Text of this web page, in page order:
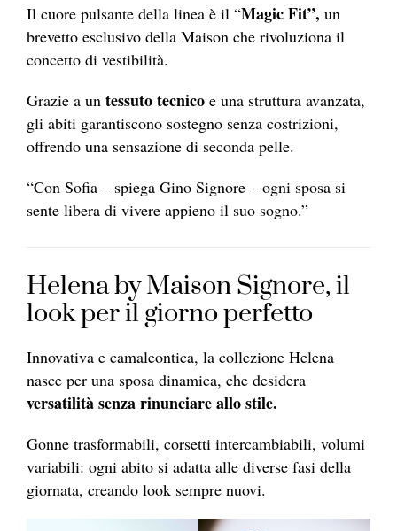
Il cuore pulsante della linea è il “Magic Fit”, un
brevetto esclusivo della Maison che rivoluziona il
concetto di vestibilità.
Grazie a un tessuto tecnico e una struttura avanzata,
gli abiti garantiscono sostegno senza costrizioni,
offrendo una sensazione di seconda pelle.
“Con Sofia – spiega Gino Signore – ogni sposa si
sente libera di vivere appieno il suo sogno.”
Helena by Maison Signore, il
look per il giorno perfetto
Innovativa e camaleontica, la collezione Helena
nasce per una sposa dinamica, che desidera
versatilità senza rinunciare allo stile.
Gonne trasformabili, corsetti intercambiabili, volumi
variabili: ogni abito si adatta alle diverse fasi della
giornata, creando look sempre nuovi.